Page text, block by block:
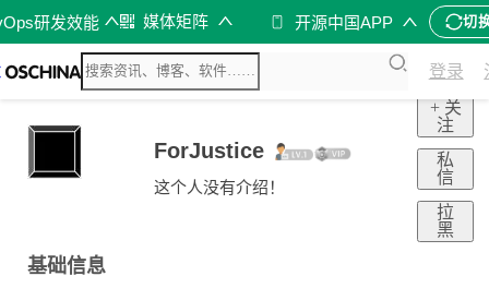
研发效能 媒体矩阵 开源中国APP 切
登录
ForJustice
这个人没有介绍！
+ 关
注
私
信
拉
黑
基础信息